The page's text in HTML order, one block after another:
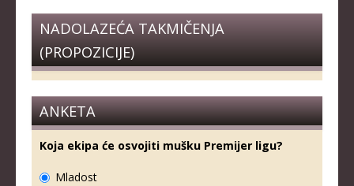
NADOLAZEĆA TAKMIČENJA
(PROPOZICIJE)
ANKETA
Koja ekipa će osvojiti mušku Premijer ligu?
Mladost